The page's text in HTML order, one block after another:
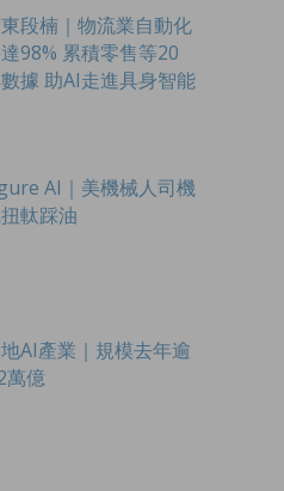
段楠｜物流業自動化
98% 累積零售等20
據 助AI走進具身智能
AI｜美機械人司機
軚踩油
AI產業｜規模去年逾
萬億